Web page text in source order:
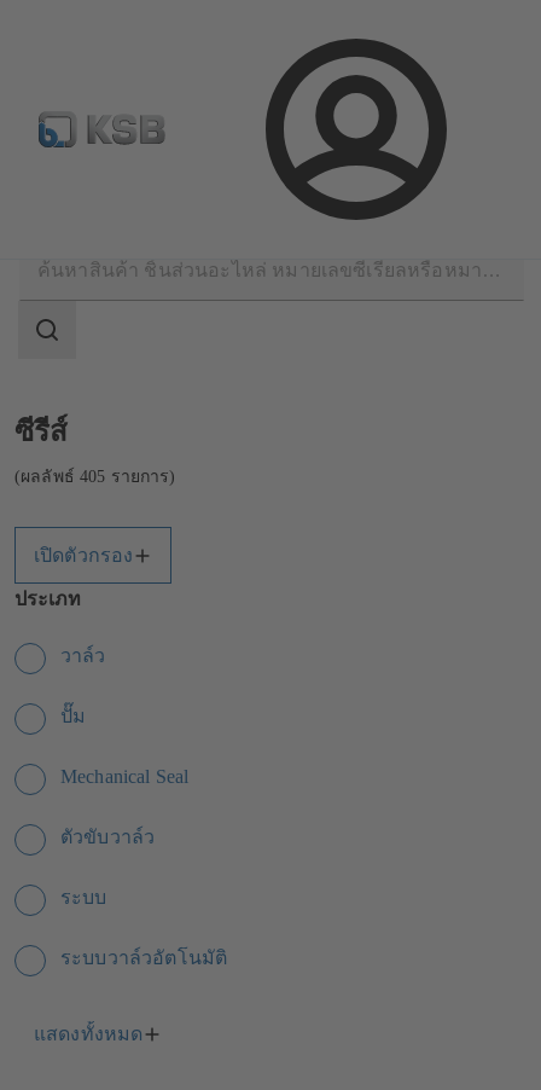
ล็อกอิน
จดหมายข่าวเคเอสบี กำหนดค่าผลิตภัณฑ์
การ
ขอบเขต
แสดง
405
ซีรีส์
(ผลลัพธ์ 405 รายการ)
เปิดตัวกรอง
ประเภท
วาล์ว
ปั๊ม
Mechanical Seal
ตัวขับวาล์ว
ระบบ
ระบบวาล์วอัตโนมัติ
แสดงทั้งหมด